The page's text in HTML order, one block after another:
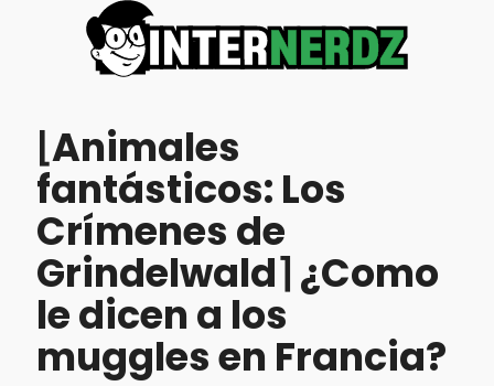
⌊Animales
fantásticos: Los
Crímenes de
Grindelwald⌉ ¿Como
le dicen a los
muggles en Francia?